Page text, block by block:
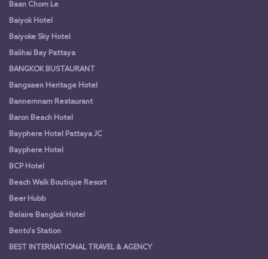
Baan Chom Le
Baiyok Hotel
Baiyoke Sky Hotel
Balihai Bay Pattaya
BANGKOK BUSTAURANT
Bangsaen Heritage Hotel
Bannernnam Restaurant
Baron Beach Hotel
Bayphere Hotel Pattaya JC
Bayphere Hotel
BCP Hotel
Beach Walk Boutique Resort
Beer Hubb
Belaire Bangkok Hotel
Bento's Station
BEST INTERNATIONAL TRAVEL & AGENCY